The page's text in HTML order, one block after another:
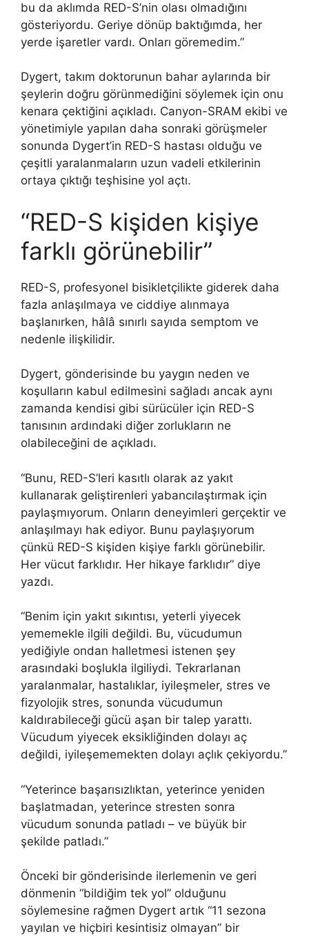
bu da aklımda RED-S’nin olası olmadığını
gösteriyordu. Geriye dönüp baktığımda, her
yerde işaretler vardı. Onları göremedim.”
Dygert, takım doktorunun bahar aylarında bir
şeylerin doğru görünmediğini söylemek için onu
kenara çektiğini açıkladı. Canyon-SRAM ekibi ve
yönetimiyle yapılan daha sonraki görüşmeler
sonunda Dygert’in RED-S hastası olduğu ve
çeşitli yaralanmaların uzun vadeli etkilerinin
ortaya çıktığı teşhisine yol açtı.
“RED-S kişiden kişiye
farklı görünebilir”
RED-S, profesyonel bisikletçilikte giderek daha
fazla anlaşılmaya ve ciddiye alınmaya
başlanırken, hâlâ sınırlı sayıda semptom ve
nedenle ilişkilidir.
Dygert, gönderisinde bu yaygın neden ve
koşulların kabul edilmesini sağladı ancak aynı
zamanda kendisi gibi sürücüler için RED-S
tanısının ardındaki diğer zorlukların ne
olabileceğini de açıkladı.
“Bunu, RED-S’leri kasıtlı olarak az yakıt
kullanarak geliştirenleri yabancılaştırmak için
paylaşmıyorum. Onların deneyimleri gerçektir ve
anlaşılmayı hak ediyor. Bunu paylaşıyorum
çünkü RED-S kişiden kişiye farklı görünebilir.
Her vücut farklıdır. Her hikaye farklıdır” diye
yazdı.
“Benim için yakıt sıkıntısı, yeterli yiyecek
yememekle ilgili değildi. Bu, vücudumun
yediğiyle ondan halletmesi istenen şey
arasındaki boşlukla ilgiliydi. Tekrarlanan
yaralanmalar, hastalıklar, iyileşmeler, stres ve
fizyolojik stres, sonunda vücudumun
kaldırabileceği gücü aşan bir talep yarattı.
Vücudum yiyecek eksikliğinden dolayı aç
değildi, iyileşememekten dolayı açlık çekiyordu.”
“Yeterince başarısızlıktan, yeterince yeniden
başlatmadan, yeterince stresten sonra
vücudum sonunda patladı – ve büyük bir
şekilde patladı.”
Önceki bir gönderisinde ilerlemenin ve geri
dönmenin “bildiğim tek yol” olduğunu
söylemesine rağmen Dygert artık “11 sezona
yayılan ve hiçbiri kesintisiz olmayan” bir